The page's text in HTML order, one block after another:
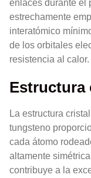
enlaces durante el
estrechamente
interatómico
de los orbitales
resistencia al calor.
Estructura
La estructura
tungsteno
cada átomo
altamente
contribuye a la